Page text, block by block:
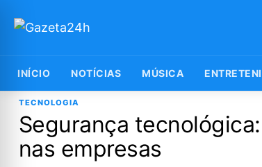
INÍCIO NOTÍCIAS MÚSICA
TECNOLOGIA
Segurança
nas empresas